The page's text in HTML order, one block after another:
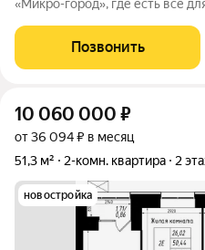
«Микро-город», где есть всё
части города, в 15 минутах от
"Авиастроительная", с
Позвонить
10 060 000 ₽
от 36 094 ₽ в месяц
51,3 м²
2-комн. квартира 2
новостройка